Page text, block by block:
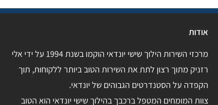
אודות
מרכזי השירות הילוך שישי יונדאי הוקמו בשנת 1994 על ידי אלי
רזניק מתוך רצון לתת את השירות הטוב ביותר ללקוחות, תוך
הקפדה על הסטנדרטים הגבוהים של יונדאי.
צוות המומחים המטפל ברכבך בהילוך שישי יונדאי הוא הטוב